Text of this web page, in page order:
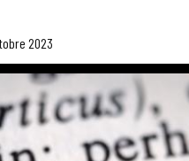
2023